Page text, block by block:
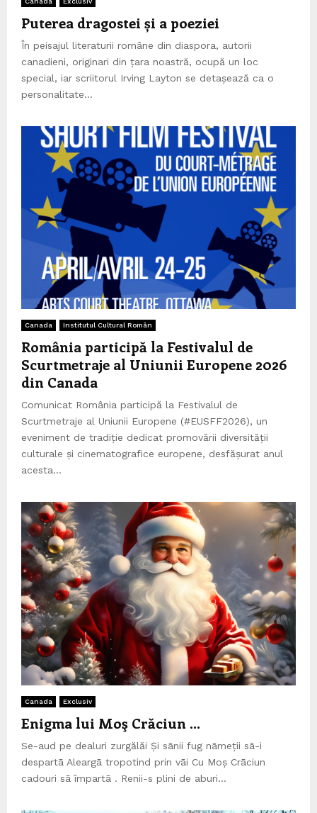
Puterea dragostei și a poeziei
În peisajul literaturii române din diaspora, autorii
canadieni, originari din țara noastră, ocupă un loc
special, iar scriitorul Irving Layton se detașează ca o
personalitate...
Canada Institutul Cultural Român
România participă la Festivalul de
Scurtmetraje al Uniunii Europene 2026
din Canada
Comunicat România participă la Festivalul de
Scurtmetraje al Uniunii Europene (#EUSFF2026), un
eveniment de tradiție dedicat promovării diversității
culturale și cinematografice europene, desfășurat anul
acesta...
Canada Exclusiv
Enigma lui Moş Crăciun …
Se-aud pe dealuri zurgălăi Și sānii fug nāmeții sā-i
despartā Aleargā tropotind prin vāi Cu Moș Crāciun
cadouri sā împartā . Renii-s plini de aburi...